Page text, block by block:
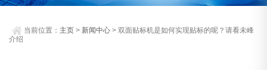
当前位置： 主页 > 新闻中心 > 双面贴标机是如何实现贴标的呢？请看未峰
介绍